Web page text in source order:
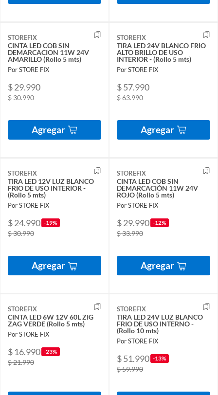
STOREFIX
CINTA LED COB SIN
DEMARCACION 11W 24V
AMARILLO (Rollo 5 mts)
Por STORE FIX
$ 29.990
$ 30.990
Agregar
STOREFIX
TIRA LED 24V BLANCO FRIO
ALTO BRILLO DE USO
INTERIOR - (Rollo 5 mts)
Por STORE FIX
$ 57.990
$ 63.990
Agregar
STOREFIX
TIRA LED 12V LUZ BLANCO
FRIO DE USO INTERIOR -
(Rollo 5 mts)
Por STORE FIX
$ 24.990 -19%
$ 30.990
Agregar
STOREFIX
CINTA LED COB SIN
DEMARCACIÓN 11W 24V
ROJO (Rollo 5 mts)
Por STORE FIX
$ 29.990 -12%
$ 33.990
Agregar
STOREFIX
CINTA LED 6W 12V 60L ZIG
ZAG VERDE (Rollo 5 mts)
Por STORE FIX
$ 16.990 -23%
$ 21.990
STOREFIX
TIRA LED 24V LUZ BLANCO
FRIO DE USO INTERNO -
(Rollo 10 mts)
Por STORE FIX
$ 51.990 -13%
$ 59.990